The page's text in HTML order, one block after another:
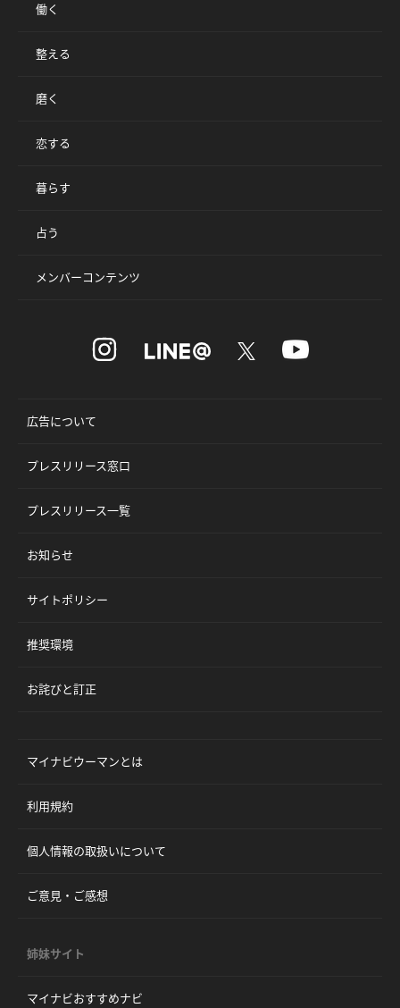
働く
整える
磨く
恋する
暮らす
占う
メンバーコンテンツ
広告について
プレスリリース窓口
プレスリリース一覧
お知らせ
サイトポリシー
推奨環境
お詫びと訂正
マイナビウーマンとは
利用規約
個人情報の取扱いについて
ご意見・ご感想
姉妹サイト
マイナビおすすめナビ